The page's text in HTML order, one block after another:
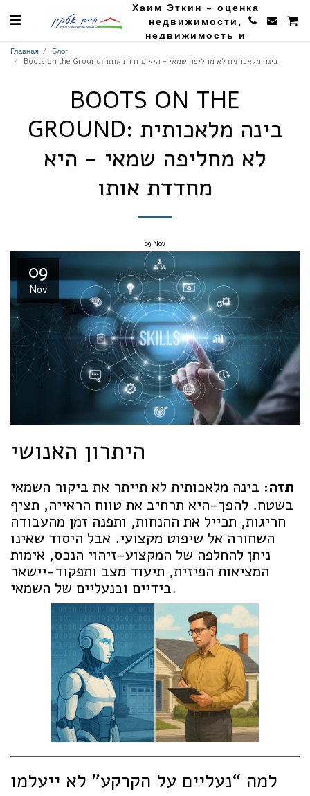
Хаим Эткин - оценка
недвижимости,
недвижимость и
Главная
Блог
Boots on the Ground: בינה מלאכותית לא מחליפה שמאי - היא מחדדת אותו
BOOTS ON THE
GROUND: בינה מלאכותית
לא מחליפה שמאי - היא
מחדדת אותו
09 Nov
09
Nov
היתרון האנושי
תזה: בינה מלאכותית לא תייתר את ביקור השמאי
בשטח. להפך-היא תרחיב את טווח הראייה, תציף
חריגות, תכייל את ההנחות, ותפנה זמן מהעבודה
השחורה אל שיפוט מקצועי. אבל היסוד שאינו
ניתן להחלפה של המקצוע-זיהוי הנכס, אימות
המציאות הפיזית, תיעוד מצב ותפקוד-יישאר
בידיים ובנעליים של השמאי.
למה “נעליים על הקרקע” לא ייעלמו